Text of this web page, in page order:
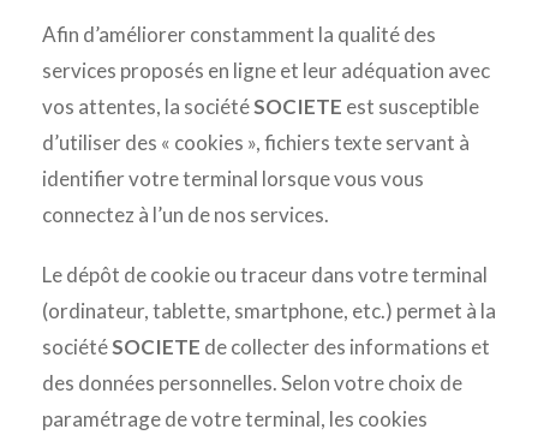
Afin d’améliorer constamment la qualité des
services proposés en ligne et leur adéquation avec
vos attentes, la sociétéSOCIETE est susceptible
d’utiliser des « cookies », fichiers texte servant à
identifier votre terminal lorsque vous vous
connectez à l’un de nos services.
Le dépôt de cookie ou traceur dans votre terminal
(ordinateur, tablette, smartphone, etc.) permet à la
sociétéSOCIETE de collecter des informations et
des données personnelles. Selon votre choix de
paramétrage de votre terminal, les cookies